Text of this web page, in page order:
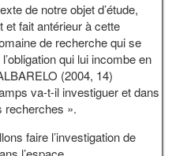
de notre objet d’étude,
fait antérieur à cette
de recherche qui se
qui lui incombe en
(2004, 14)
va-t-il investiguer et dans
recherches ».
faire l’investigation de